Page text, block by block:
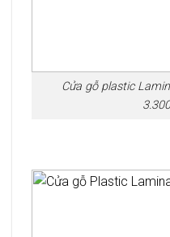
Cửa gỗ plastic